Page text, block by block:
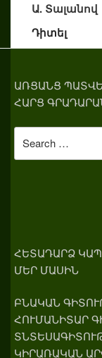
Ա. Տալանով
Դիտել
ԱՌՑԱՆՑ
ՀԱՐՑ
for:
ՀԵՏԱԴԱՐՁ ԿԱՊ
ՄԵՐ ՄԱՍԻՆ
ԲՆԱԿԱՆ
ՀՈՒՄԱՆԻՏԱՐ
ԿԻՐԱՌԱԿԱՆ